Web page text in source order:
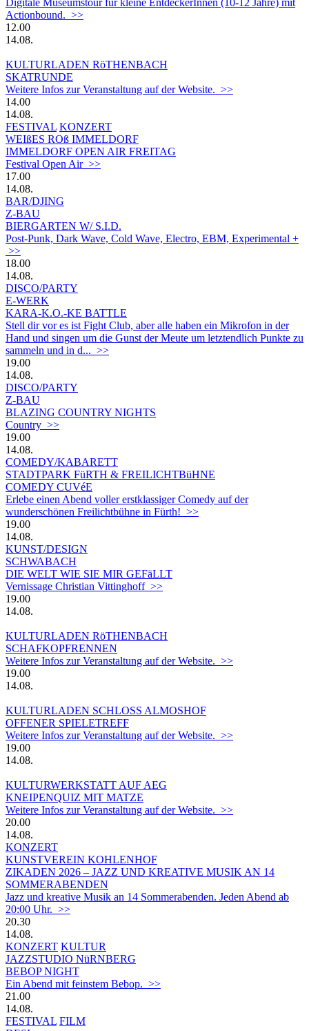
Actionbound. >>
12.00
14.08.
KULTURLADEN RöTHENBACH
SKATRUNDE
Weitere Infos zur Veranstaltung auf der Website. >>
14.00
14.08.
FESTIVAL KONZERT
WEIßES ROß IMMELDORF
IMMELDORF OPEN AIR FREITAG
Festival Open Air >>
17.00
14.08.
BAR/DJING
Z-BAU
BIERGARTEN W/ S.I.D.
Post-Punk, Dark Wave, Cold Wave, Electro, EBM, Experimental +
>>
18.00
14.08.
DISCO/PARTY
E-WERK
KARA-K.O.-KE BATTLE
Stell dir vor es ist Fight Club, aber alle haben ein Mikrofon in der
Hand und singen um die Gunst der Meute um letztendlich Punkte zu
sammeln und in d... >>
19.00
14.08.
DISCO/PARTY
Z-BAU
BLAZING COUNTRY NIGHTS
Country >>
19.00
14.08.
COMEDY/KABARETT
STADTPARK FüRTH & FREILICHTBüHNE
COMEDY CUVéE
Erlebe einen Abend voller erstklassiger Comedy auf der
wunderschönen Freilichtbühne in Fürth! >>
19.00
14.08.
KUNST/DESIGN
SCHWABACH
DIE WELT WIE SIE MIR GEFäLLT
Vernissage Christian Vittinghoff >>
19.00
14.08.
KULTURLADEN RöTHENBACH
SCHAFKOPFRENNEN
Weitere Infos zur Veranstaltung auf der Website. >>
19.00
14.08.
KULTURLADEN SCHLOSS ALMOSHOF
OFFENER SPIELETREFF
Weitere Infos zur Veranstaltung auf der Website. >>
19.00
14.08.
KULTURWERKSTATT AUF AEG
KNEIPENQUIZ MIT MATZE
Weitere Infos zur Veranstaltung auf der Website. >>
20.00
14.08.
KONZERT
KUNSTVEREIN KOHLENHOF
ZIKADEN 2026 – JAZZ UND KREATIVE MUSIK AN 14
SOMMERABENDEN
Jazz und kreative Musik an 14 Sommerabenden. Jeden Abend ab
20:00 Uhr. >>
20.30
14.08.
KONZERT KULTUR
JAZZSTUDIO NüRNBERG
BEBOP NIGHT
Ein Abend mit feinstem Bebop. >>
21.00
14.08.
FESTIVAL FILM